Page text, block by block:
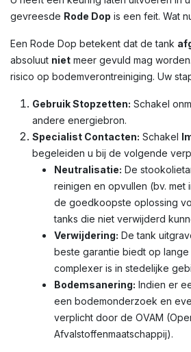
gevreesde Rode Dop is een feit. Wat
Een Rode Dop betekent dat de tank
absoluut niet meer gevuld mag
risico op bodemverontreiniging. Uw
Gebruik Stopzetten: Schakel
andere energiebron.
Specialist Contacten: Schakel
begeleiden u bij de volgende
Neutralisatie: De
reinigen en opvullen (bv. met
de goedkoopste oplossing
tanks die niet verwijderd
Verwijdering: De tank
beste garantie biedt op lange
complexer is in stedelijke
Bodemsanering: Indien er
een bodemonderzoek en
verplicht door de OVAM
Afvalstoffenmaatschappij).